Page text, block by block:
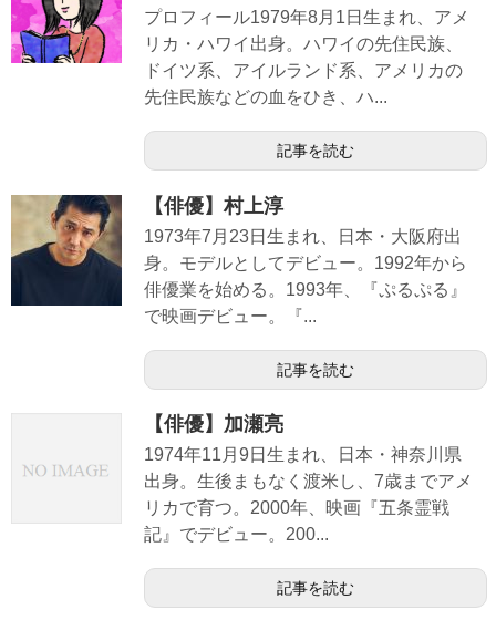
プロフィール1979年8月1日生まれ、アメ
リカ・ハワイ出身。ハワイの先住民族、
ドイツ系、アイルランド系、アメリカの
先住民族などの血をひき、ハ...
記事を読む
【俳優】村上淳
1973年7月23日生まれ、日本・大阪府出
身。モデルとしてデビュー。1992年から
俳優業を始める。1993年、『ぷるぷる』
で映画デビュー。『...
記事を読む
【俳優】加瀬亮
1974年11月9日生まれ、日本・神奈川県
出身。生後まもなく渡米し、7歳までアメ
リカで育つ。2000年、映画『五条霊戦
記』でデビュー。200...
記事を読む